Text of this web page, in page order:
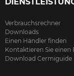
Verbrauchsrechner
Downloads
Einen Händler finden
Kontaktieren Sie einen
Download Cermiguide